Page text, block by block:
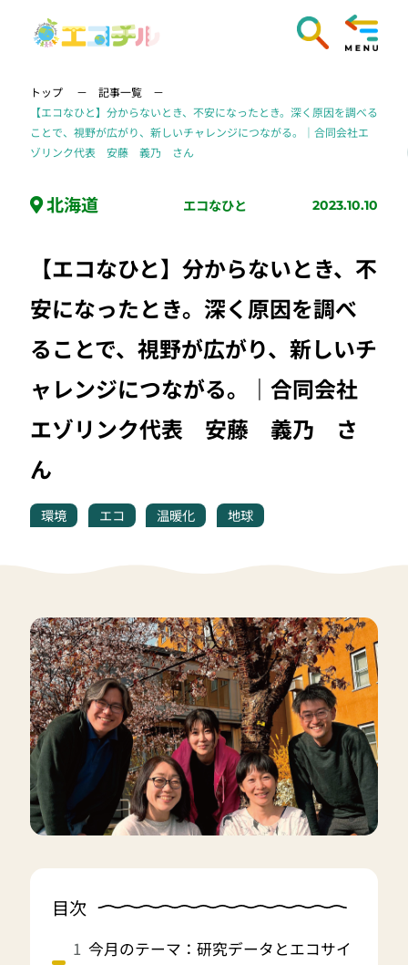
トップ
記事一覧
【エコなひと】分からないとき、不安になったとき。深く原因を調べる
ことで、視野が広がり、新しいチャレンジにつながる。｜合同会社エ
ゾリンク代表 安藤 義乃 さん
北海道 エコなひと 2023.10.10
【エコなひと】分からないとき、不
安になったとき。深く原因を調べ
ることで、視野が広がり、新しいチ
ャレンジにつながる。｜合同会社
エゾリンク代表 安藤 義乃 さ
ん
環境 エコ 温暖化 地球
目次
今月のテーマ：研究データとエコサイ